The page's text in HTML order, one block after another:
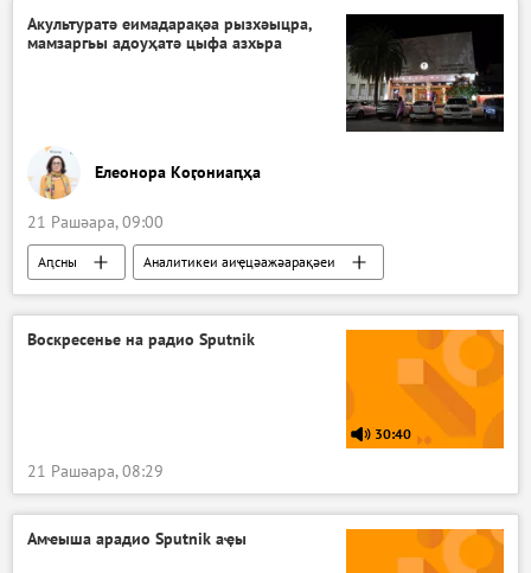
Акультуратә еимадарақәа рызхәыцра,
мамзаргьы адоуҳатә цыфа азхьра
Елеонора Коӷониаԥҳа
21 Рашәара, 09:00
Аԥсны
Аналитикеи аиҿцәажәарақәеи
Аԥсны
Акультура
Воскресенье на радио Sputnik
30:40
21 Рашәара, 08:29
Амҽыша арадио Sputnik аҿы